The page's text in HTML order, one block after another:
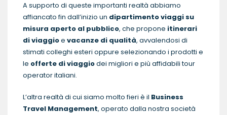
A supporto di queste importanti realtà abbiamo
affiancato fin dall’inizio un dipartimento viaggi su
misura aperto al pubblico, che propone itinerari
di viaggioe vacanze di qualità, avvalendosi di
stimati colleghi esteri oppure selezionando i prodotti e
le offerte di viaggiodei migliori e più affidabili tour
operator italiani.
L’altra realtà di cui siamo molto fieri è il Business
Travel Management, operato dalla nostra società